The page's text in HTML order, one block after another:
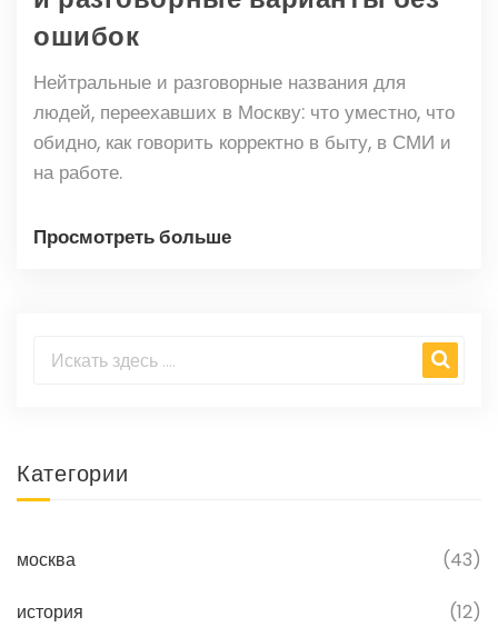
ошибок
Нейтральные и разговорные названия для
людей, переехавших в Москву: что уместно, что
обидно, как говорить корректно в быту, в СМИ и
на работе.
Просмотреть больше
Категории
москва (43)
история (12)